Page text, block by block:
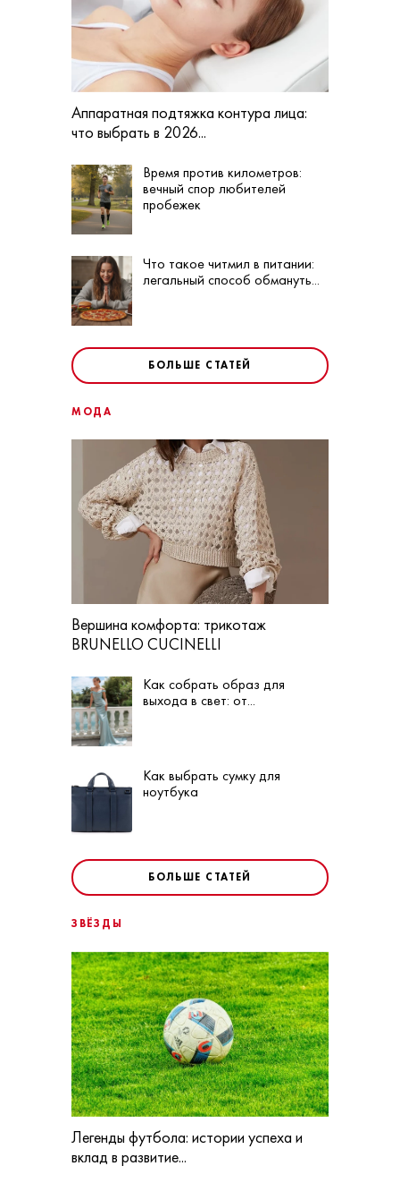
Аппаратная подтяжка контура лица:
что выбрать в 2026...
Время против километров:
вечный спор любителей
пробежек
Что такое читмил в питании:
легальный способ обмануть...
БОЛЬШЕ СТАТЕЙ
МОДА
Вершина комфорта: трикотаж
BRUNELLO CUCINELLI
Как собрать образ для
выхода в свет: от...
Как выбрать сумку для
ноутбука
БОЛЬШЕ СТАТЕЙ
ЗВЁЗДЫ
Легенды футбола: истории успеха и
вклад в развитие...